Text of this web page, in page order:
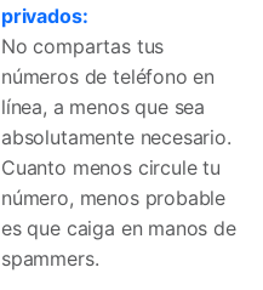
privados:
No compartas tus
números de teléfono en
línea, a menos que sea
absolutamente necesario.
Cuanto menos circule tu
número, menos probable
es que caiga en manos de
spammers.